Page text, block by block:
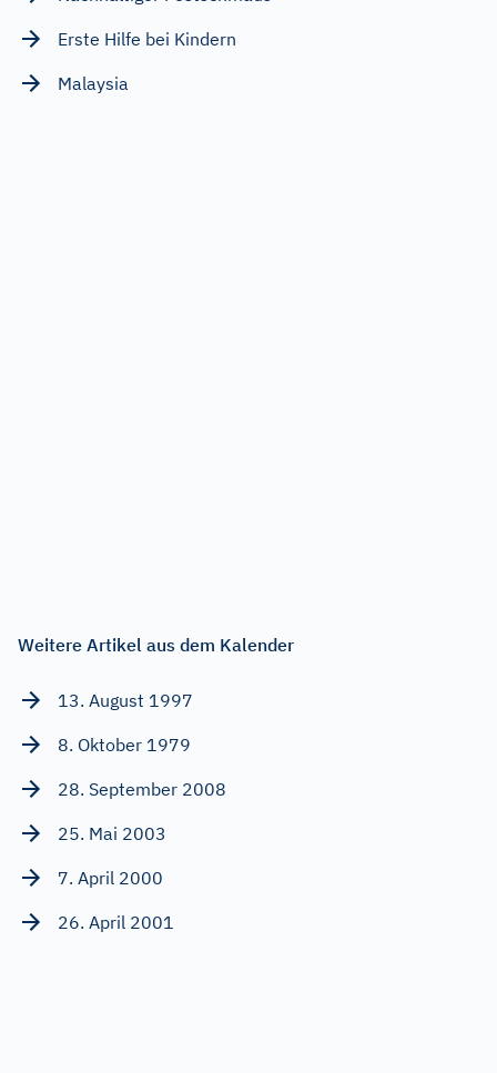
Erste Hilfe bei Kindern
Malaysia
Weitere Artikel aus dem Kalender
13. August 1997
8. Oktober 1979
28. September 2008
25. Mai 2003
7. April 2000
26. April 2001